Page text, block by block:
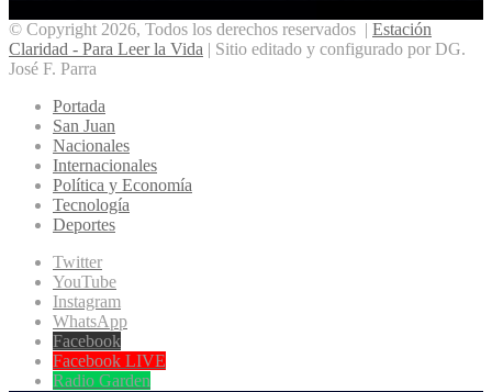
© Copyright 2026, Todos los derechos reservados | Estación
Claridad - Para Leer la Vida | Sitio editado y configurado por DG.
José F. Parra
Portada
San Juan
Nacionales
Internacionales
Política y Economía
Tecnología
Deportes
Twitter
YouTube
Instagram
WhatsApp
Facebook
Facebook LIVE
Radio Garden